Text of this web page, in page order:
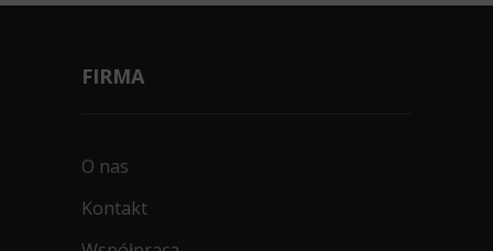
FIRMA
O nas
Kontakt